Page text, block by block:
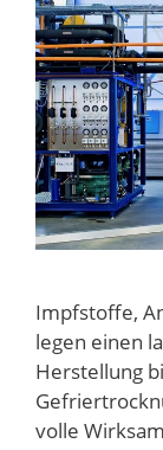
Impfstoffe,
legen einen
Herstellung
volle